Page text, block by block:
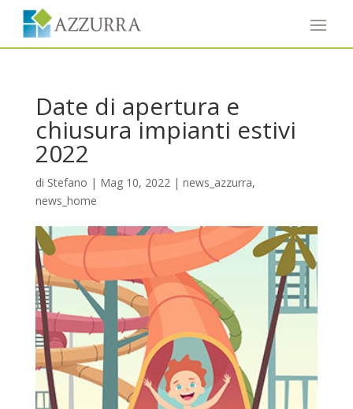
Date di apertura e
chiusura impianti estivi
2022
di Stefano | Mag 10, 2022| news_azzurra,
news_home